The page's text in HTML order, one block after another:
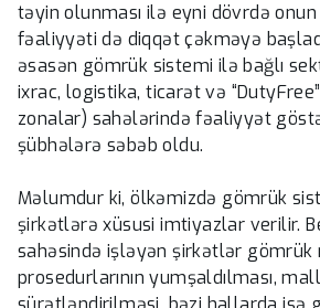
təyin olunması ilə eyni dövrdə onun
fəaliyyəti də diqqət çəkməyə
əsasən gömrük sistemi ilə bağlı
ixrac, logistika, ticarət və
zonalar) sahələrində fəaliyyət
şübhələrə səbəb oldu.
Məlumdur ki, ölkəmizdə gömrük
şirkətlərə xüsusi imtiyazlar verilir.
sahəsində işləyən şirkətlər gömrük
prosedurlarının yumşaldılması,